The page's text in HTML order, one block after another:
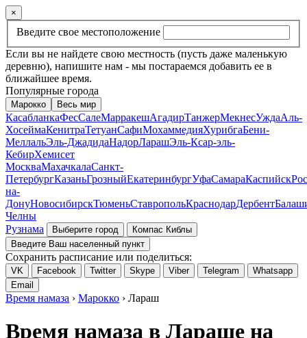
×
Введите свое местоположение
Если вы не найдете свою местность (пусть даже маленькую
деревню), напишите нам - мы постараемся добавить ее в
ближайшее время.
Популярные города
Марокко Весь мир
КасабланкаФесСалеМарракешАгадирТанжерМекнесУждаАль-
ХосеймаКенитраТетуанСафиМохаммедияХурибгаБени-
МеллальЭль-ДжадидаНадорЛарашЭль-Ксар-эль-
КебирХемисет
МоскваМахачкалаСанкт-
ПетербургКазаньГрозныйЕкатеринбургУфаСамараКаспийск
на-
ДонуНовосибирскТюменьСтавропольКраснодарДербент
Челны
Рузнама
Выберите город
Компас Киблы
Введите Ваш населенный пункт
Сохранить расписание или поделиться:
VK Facebook Twitter Skype Viber Telegram
Whatsapp
Email
Время намаза › Марокко › Лараш
Время намаза в Лараше на